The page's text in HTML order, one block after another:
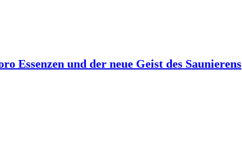
Essenzen und der neue Geist des Saunierens